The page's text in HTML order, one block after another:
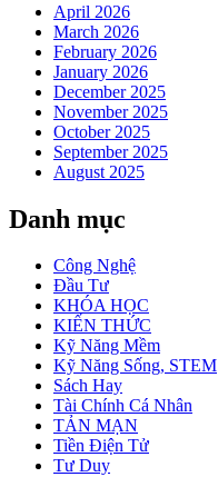
April 2026
March 2026
February 2026
January 2026
December 2025
November 2025
October 2025
September 2025
August 2025
Danh mục
Công Nghệ
Đầu Tư
KHÓA HỌC
KIẾN THỨC
Kỹ Năng Mềm
Kỹ Năng Sống, STEM
Sách Hay
Tài Chính Cá Nhân
TẢN MẠN
Tiền Điện Tử
Tư Duy